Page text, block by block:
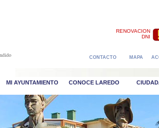
RENOVACION
DNI
CONTACTO MAPA
MI AYUNTAMIENTO CONOCE LAREDO